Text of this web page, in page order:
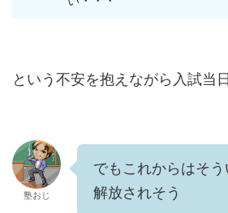
という不安を抱えながら入試当
塾おじ
でもこれからはそ
解放されそう